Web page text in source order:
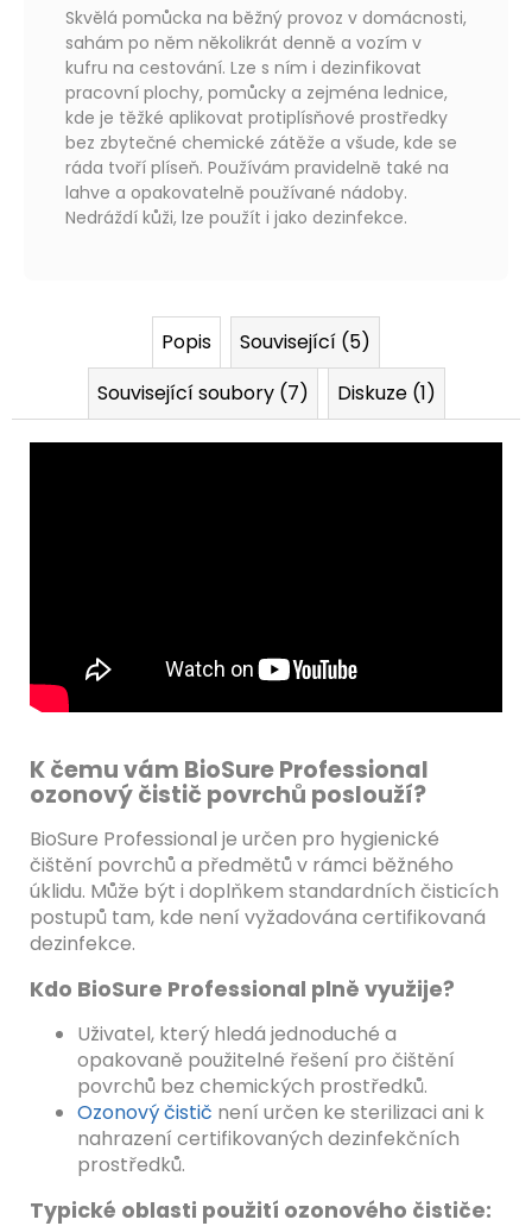
Skvělá pomůcka na běžný provoz v domácnosti,
sahám po něm několikrát denně a vozím v
kufru na cestování. Lze s ním i dezinfikovat
pracovní plochy, pomůcky a zejména lednice,
kde je těžké aplikovat protiplísňové prostředky
bez zbytečné chemické zátěže a všude, kde se
ráda tvoří plíseň. Používám pravidelně také na
lahve a opakovatelně používané nádoby.
Nedráždí kůži, lze použít i jako dezinfekce.
Popis
Související (5)
Související soubory (7)
Diskuze (1)
K čemu vám BioSure Professional
ozonový čistič povrchů poslouží?
BioSure Professional je určen pro hygienické
čištění povrchů a předmětů v rámci běžného
úklidu. Může být i doplňkem standardních čisticích
postupů tam, kde není vyžadována certifikovaná
dezinfekce.
Kdo BioSure Professional plně využije?
Uživatel, který hledá jednoduché a
opakovaně použitelné řešení pro čištění
povrchů bez chemických prostředků.
Ozonový čistič není určen ke sterilizaci ani k
nahrazení certifikovaných dezinfekčních
prostředků.
Typické oblasti použití ozonového čističe: